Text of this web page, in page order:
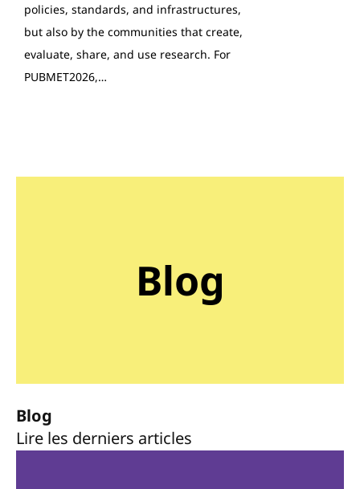
policies, standards, and infrastructures,
but also by the communities that create,
evaluate, share, and use research. For
PUBMET2026,…
Blog
Blog
Lire les derniers articles